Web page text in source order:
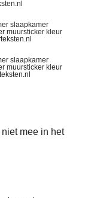
mee in het